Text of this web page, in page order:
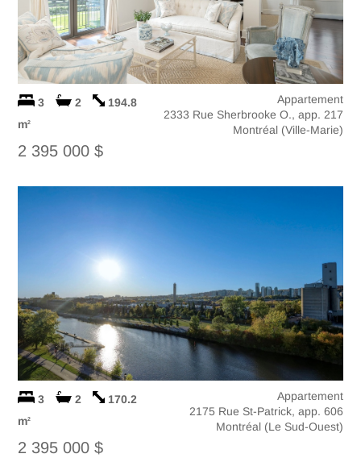
3 2
194.8
m2
2 395 000 $
Appartement
2333 Rue Sherbrooke O., app. 217
Montréal (Ville-Marie)
3 2
170.2
m2
2 395 000 $
Appartement
2175 Rue St-Patrick, app. 606
Montréal (Le Sud-Ouest)